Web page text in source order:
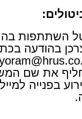
השתתפות
בהודעה
את שם
בפנייה למייל